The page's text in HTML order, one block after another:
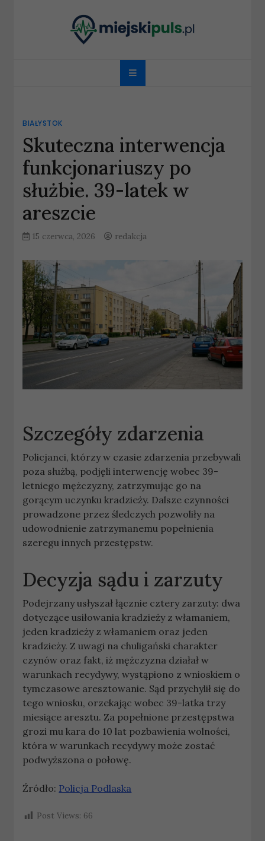
miejskipuls.pl
BIAŁYSTOK
Skuteczna interwencja
funkcjonariuszy po
służbie. 39-latek w
areszcie
15 czerwca, 2026 redakcja
Szczegóły zdarzenia
Policjanci, którzy w czasie zdarzenia przebywali
poza służbą, podjęli interwencję wobec 39-
letniego mężczyzny, zatrzymując go na
gorącym uczynku kradzieży. Dalsze czynności
prowadzone przez śledczych pozwoliły na
udowodnienie zatrzymanemu popełnienia
szeregu innych przestępstw.
Decyzja sądu i zarzuty
Podejrzany usłyszał łącznie cztery zarzuty: dwa
dotyczące usiłowania kradzieży z włamaniem,
jeden kradzieży z włamaniem oraz jeden
kradzieży. Z uwagi na chuligański charakter
czynów oraz fakt, iż mężczyzna działał w
warunkach recydywy, wystąpiono z wnioskiem o
tymczasowe aresztowanie. Sąd przychylił się do
tego wniosku, orzekając wobec 39-latka trzy
miesiące aresztu. Za popełnione przestępstwa
grozi mu kara do 10 lat pozbawienia wolności,
która w warunkach recydywy może zostać
podwyższona o połowę.
Źródło: Policja Podlaska
Post Views: 66